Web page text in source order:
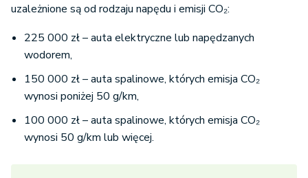
uzależnione są od rodzaju napędu i emisji CO₂:
225 000 zł – auta elektryczne lub napędzanych
wodorem,
150 000 zł – auta spalinowe, których emisja CO₂
wynosi poniżej 50 g/km,
100 000 zł – auta spalinowe, których emisja CO₂
wynosi 50 g/km lub więcej.